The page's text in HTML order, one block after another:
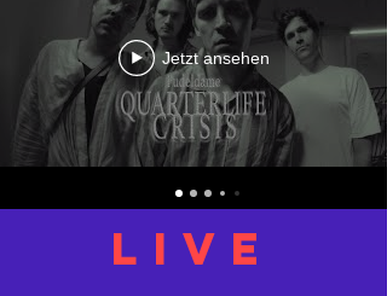
Jetzt ansehen
LIVE